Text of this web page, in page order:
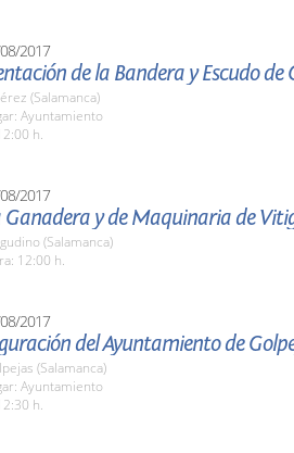
2017
de la Bandera y Escudo de
(Salamanca)
Ayuntamiento
h.
2017
Ganadera y de Maquinaria de
(Salamanca)
12:00 h.
2017
del Ayuntamiento de
(Salamanca)
Ayuntamiento
h.